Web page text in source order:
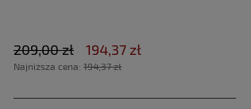
194,37 zł
209,00 zł
Najniższa cena: 194,37 zł